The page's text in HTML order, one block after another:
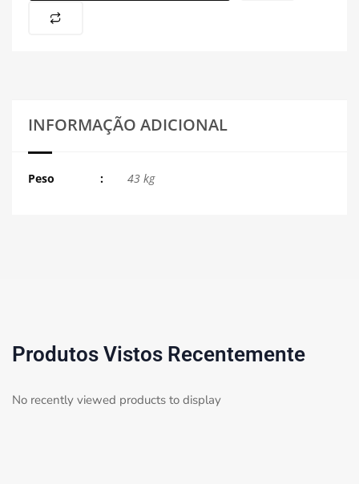
INFORMAÇÃO ADICIONAL
Peso 43 kg
Produtos Vistos Recentemente
No recently viewed products to display